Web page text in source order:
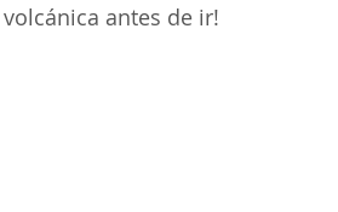
antes de ir!